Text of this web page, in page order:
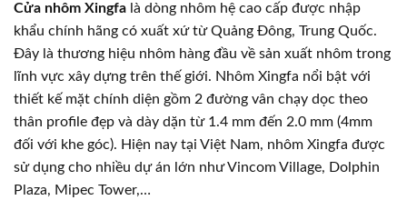
Cửa nhôm Xingfa là dòng nhôm hệ cao cấp được nhập
khẩu chính hãng có xuất xứ từ Quảng Đông, Trung Quốc.
Đây là thương hiệu nhôm hàng đầu về sản xuất nhôm trong
lĩnh vực xây dựng trên thế giới. Nhôm Xingfa nổi bật với
thiết kế mặt chính diện gồm 2 đường vân chạy dọc theo
thân profile đẹp và dày dặn từ 1.4 mm đến 2.0 mm (4mm
đối với khe góc). Hiện nay tại Việt Nam, nhôm Xingfa được
sử dụng cho nhiều dự án lớn như Vincom Village, Dolphin
Plaza, Mipec Tower,…